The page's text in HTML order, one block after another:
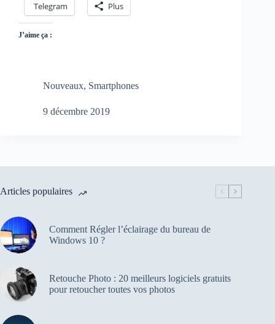
Telegram Plus
J’aime ça :
Nouveaux, Smartphones
9 décembre 2019
Articles populaires
Comment Régler l’éclairage du bureau de
Windows 10 ?
Retouche Photo : 20 meilleurs logiciels gratuits
pour retoucher toutes vos photos